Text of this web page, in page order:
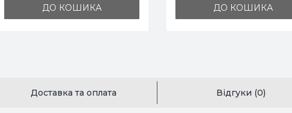
ДО КОШИКА ДО КОШИКА
Доставка та оплата Відгуки (0)